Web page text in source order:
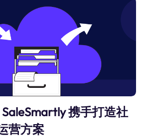
携手打造社
营方案